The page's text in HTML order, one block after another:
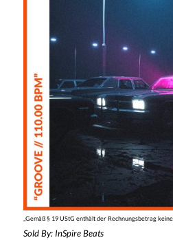
„Gemäß § 19 UStG enthält der Rechnungsbetrag
Sold By: InSpire Beats